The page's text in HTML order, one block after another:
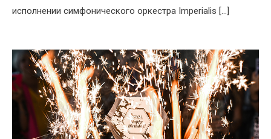
исполнении симфонического оркестра Imperialis […]